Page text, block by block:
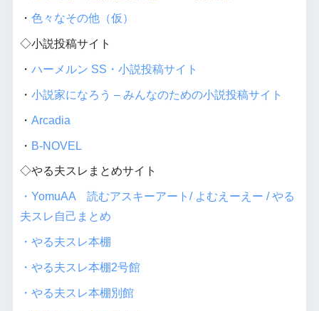
・ 色々なその他（仮）
◇小説投稿サイト
・ ハーメルン SS・小説投稿サイト
・ 小説家になろう – みんなのための小説投稿サイト
・ Arcadia
・ B-NOVEL
◇やる夫スレまとめサイト
・YomuAA 読むアスキーアート/ よむえーえー / やる
夫スレ自己まとめ
・やる夫スレ本棚
・やる夫スレ本棚2号館
・やる夫スレ本棚別館